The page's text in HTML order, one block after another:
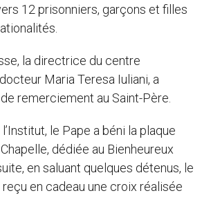
12 prisonniers, garçons et filles
la directrice du centre
Maria Teresa Iuliani, a
remerciement au Saint-Père.
le Pape a béni la plaque
dédiée au Bienheureux
en saluant quelques détenus, le
en cadeau une croix réalisée